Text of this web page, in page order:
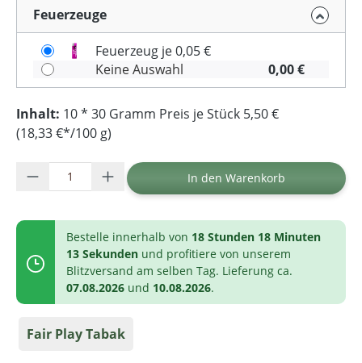
Feuerzeuge
Feuerzeug je 0,05 €
Keine Auswahl
0,00 €
Inhalt: 10 * 30 Gramm Preis je Stück 5,50 €
(18,33 €*/100 g)
Produkt Anzahl: Gib den gewünschten
In den Warenkorb
Bestelle innerhalb von 18 Stunden 18 Minuten
12 Sekunden und profitiere von unserem
Blitzversand am selben Tag. Lieferung ca.
07.08.2026 und 10.08.2026.
Fair Play Tabak